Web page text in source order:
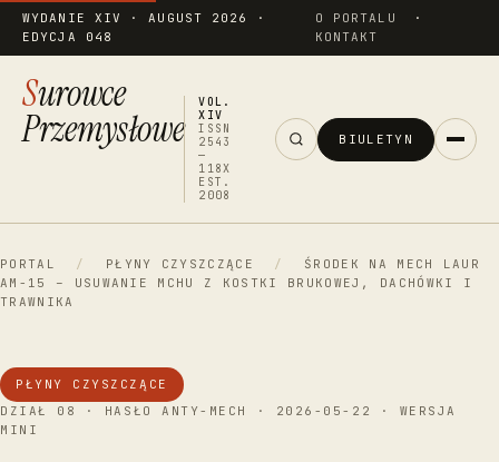
WYDANIE XIV · AUGUST 2026 ·
EDYCJA 048
O PORTALU
·
KONTAKT
Surowce
Przemysłowe
VOL.
XIV
ISSN
2543
—
118X
EST.
2008
BIULETYN
PORTAL / PŁYNY CZYSZCZĄCE /
ŚRODEK NA MECH LAUR
AM-15 – USUWANIE MCHU Z KOSTKI BRUKOWEJ, DACHÓWKI I
TRAWNIKA
PŁYNY CZYSZCZĄCE
DZIAŁ 08 · HASŁO ANTY-MECH · 2026-05-22 · WERSJA
MINI